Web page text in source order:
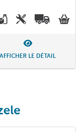
AFFICHER LE DÉTAIL